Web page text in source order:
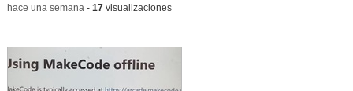
-hace una semana - 17 visualizaciones